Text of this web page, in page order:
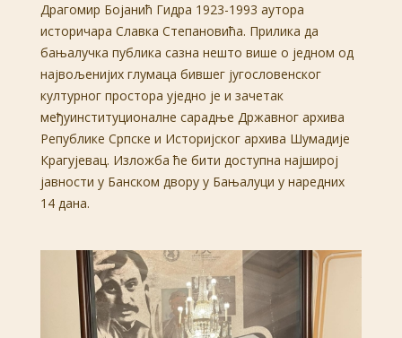
Драгомир Бојанић Гидра 1923-1993 аутора
историчара Славка Степановића. Прилика да
бањалучка публика сазна нешто више о једном од
највољенијих глумаца бившег југословенског
културног простора уједно је и зачетак
међуинституционалне сарадње Државног архива
Републике Српске и Историјског архива Шумадије
Крагујевац. Изложба ће бити доступна најширој
јавности у Банском двору у Бањалуци у наредних
14 дана.